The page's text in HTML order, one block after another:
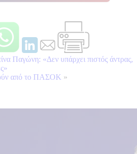
Παγώνη: «Δεν υπάρχει πιστός άντρας,
από το ΠΑΣΟΚ »